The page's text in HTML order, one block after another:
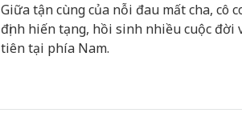
Giữa tận cùng của nỗi đau mất cha, cô
định hiến tạng, hồi sinh nhiều cuộc đời
tiên tại phía Nam.